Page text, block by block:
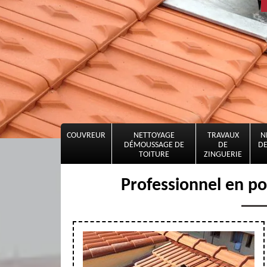
COUVREUR
NETTOYAGE
DÉMOUSSAGE DE
TOITURE
TRAVAUX
DE
ZINGUERIE
Professionnel en